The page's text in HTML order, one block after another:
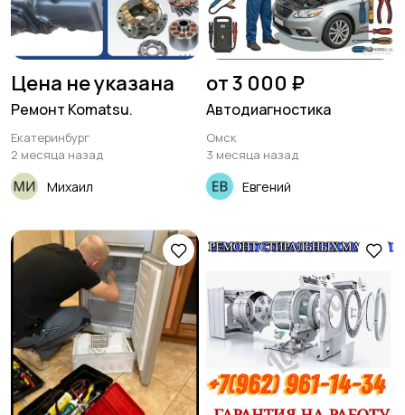
Цена не указана
Ремонт Komatsu.
Екатеринбург
2 месяца назад
Михаил
от 3 000 ₽
Автодиагностика
Омск
3 месяца назад
Евгений